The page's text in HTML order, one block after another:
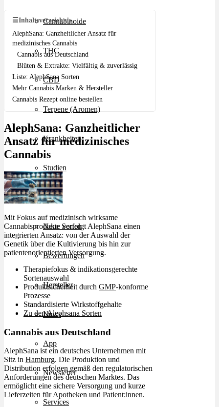
Cannabinoide
THC
CBD
Terpene (Aromen)
Krankheiten
Studien
Zen
Neue Sorten
Bewertungen
Hersteller
News
App
Newsletter
Services
☰Inhaltsverzeichnis
AlephSana: Ganzheitlicher Ansatz für
medizinisches Cannabis
Cannabis aus Deutschland
Blüten & Extrakte: Vielfältig & zuverlässig
Liste: AlephSana Sorten
Mehr Cannabis Marken & Hersteller
Cannabis Rezept online bestellen
AlephSana: Ganzheitlicher
Ansatz für medizinisches
Cannabis
Mit Fokus auf medizinisch wirksame
Cannabisprodukte verfolgt AlephSana einen
integrierten Ansatz: von der Auswahl der
Genetik über die Kultivierung bis hin zur
patientenorientierten Versorgung.
Therapiefokus & indikationsgerechte
Sortenauswahl
Produktsicherheit durch GMP-konforme
Prozesse
Standardisierte Wirkstoffgehalte
Zu den Alephsana Sorten
Cannabis aus Deutschland
AlephSana ist ein deutsches Unternehmen mit
Sitz in Hamburg. Die Produktion und
Distribution erfolgen gemäß den regulatorischen
Anforderungen des deutschen Marktes. Das
ermöglicht eine sichere Versorgung und kurze
Lieferzeiten für Apotheken und Patient:innen.